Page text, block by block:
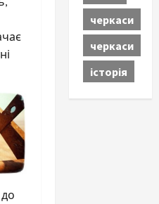
черкаси
черкаси
історія